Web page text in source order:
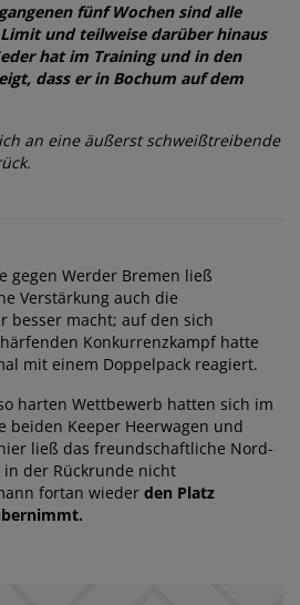
fünf Wochen sind alle
und teilweise darüber hinaus
hat im Training und in den
dass er in Bochum auf dem
an eine äußerst schweißtreibende
gegen Werder Bremen ließ
Verstärkung auch die
besser macht; auf den sich
Konkurrenzkampf hatte
mit einem Doppelpack reagiert.
harten Wettbewerb hatten sich im
beiden Keeper Heerwagen und
ließ das freundschaftliche Nord-
der Rückrunde nicht
fortan wieder den Platz